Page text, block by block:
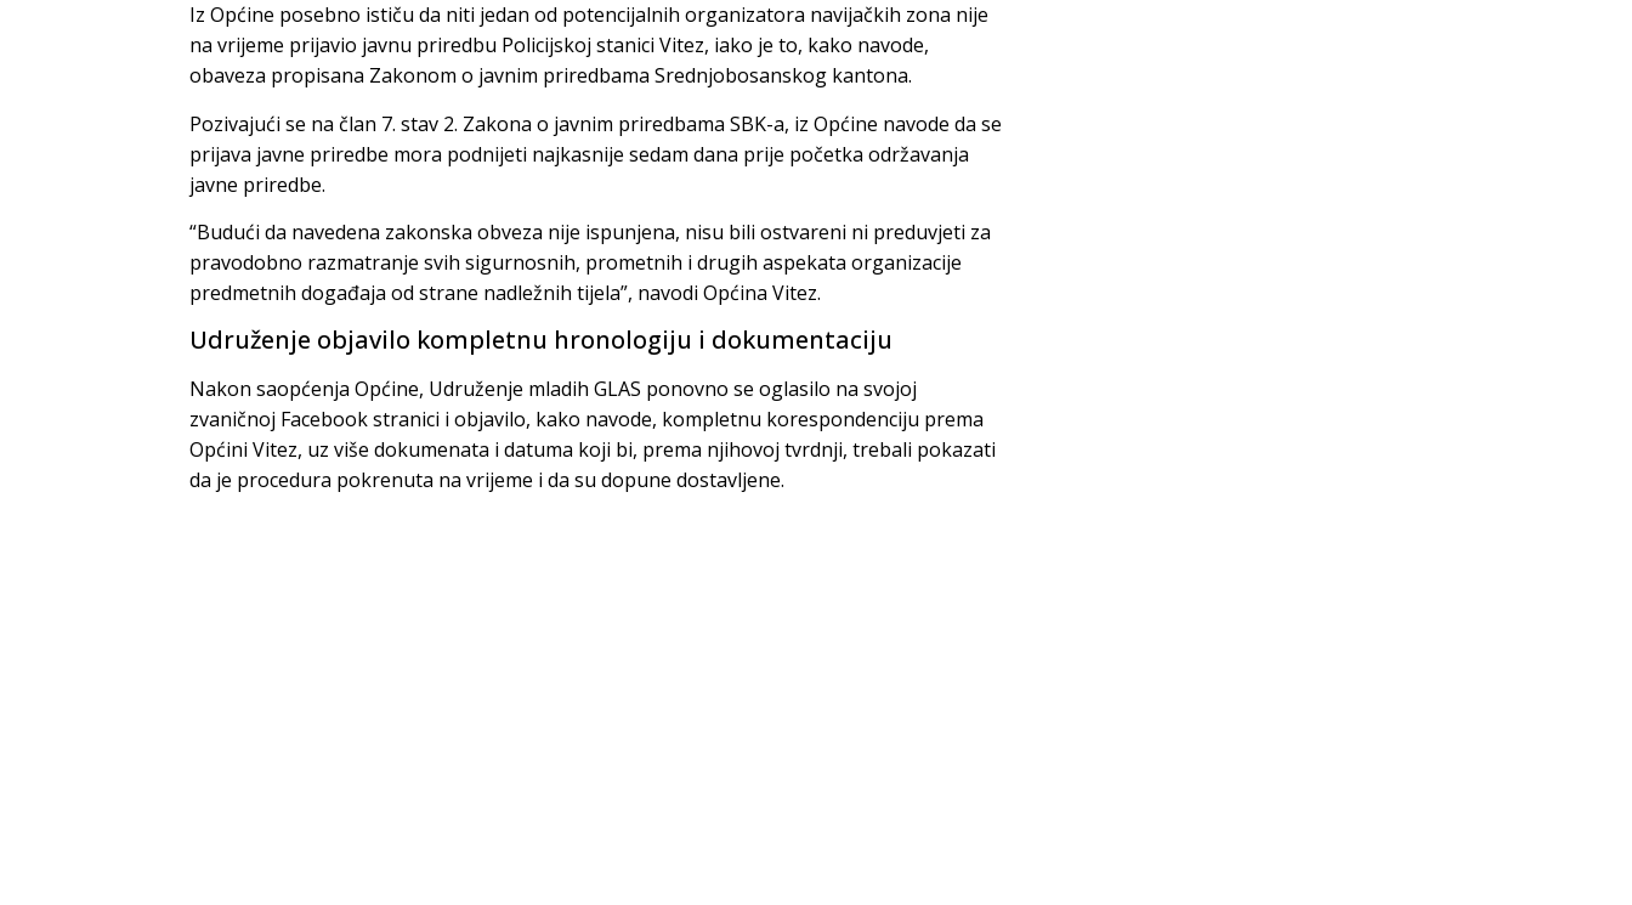
Iz Općine posebno ističu da niti jedan od potencijalnih organizatora navijačkih zona nije
na vrijeme prijavio javnu priredbu Policijskoj stanici Vitez, iako je to, kako navode,
obaveza propisana Zakonom o javnim priredbama Srednjobosanskog kantona.
Pozivajući se na član 7. stav 2. Zakona o javnim priredbama SBK-a, iz Općine navode da se
prijava javne priredbe mora podnijeti najkasnije sedam dana prije početka održavanja
javne priredbe.
“Budući da navedena zakonska obveza nije ispunjena, nisu bili ostvareni ni preduvjeti za
pravodobno razmatranje svih sigurnosnih, prometnih i drugih aspekata organizacije
predmetnih događaja od strane nadležnih tijela”, navodi Općina Vitez.
Udruženje objavilo kompletnu hronologiju i dokumentaciju
Nakon saopćenja Općine, Udruženje mladih GLAS ponovno se oglasilo na svojoj
zvaničnoj Facebook stranici i objavilo, kako navode, kompletnu korespondenciju prema
Općini Vitez, uz više dokumenata i datuma koji bi, prema njihovoj tvrdnji, trebali pokazati
da je procedura pokrenuta na vrijeme i da su dopune dostavljene.